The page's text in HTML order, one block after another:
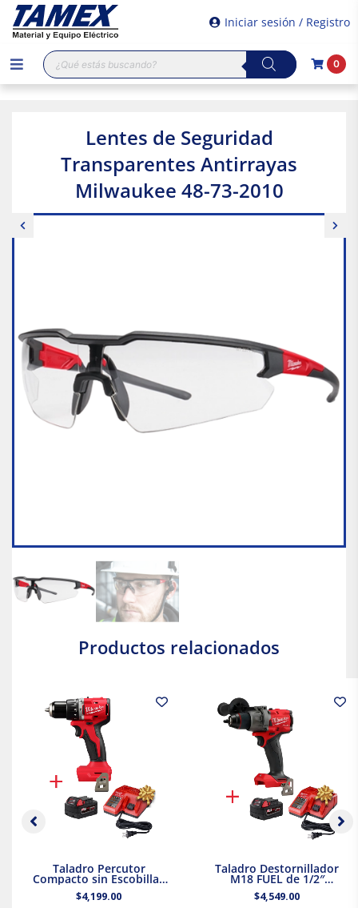
Iniciar sesión / Registro
Búsqueda
de
productos
0
Lentes de Seguridad
Transparentes Antirrayas
Milwaukee 48-73-2010
Productos relacionados
Taladro Percutor
Compacto sin Escobillas
M18 Milwaukee 3602-20 +
Kit Batería y Cargador
$4,199.00
Taladro Destornillador
M18 FUEL de 1/2″
Milwaukee 2903-20 + Kit
Bateria y Cargador
$4,549.00